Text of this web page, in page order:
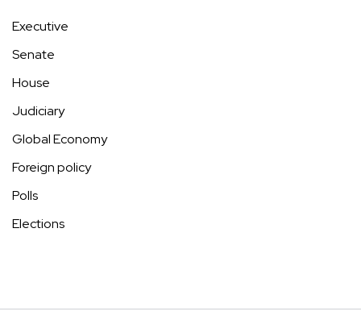
Executive
Senate
House
Judiciary
Global Economy
Foreign policy
Polls
Elections